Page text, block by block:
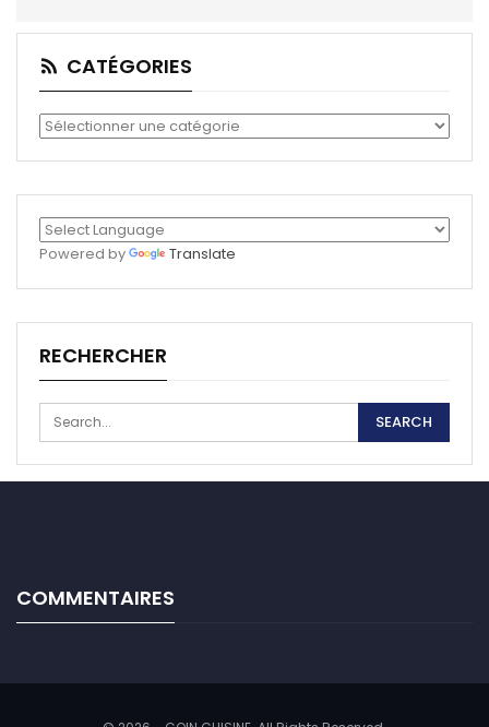
CATÉGORIES
Catégories
Powered by Translate
RECHERCHER
COMMENTAIRES